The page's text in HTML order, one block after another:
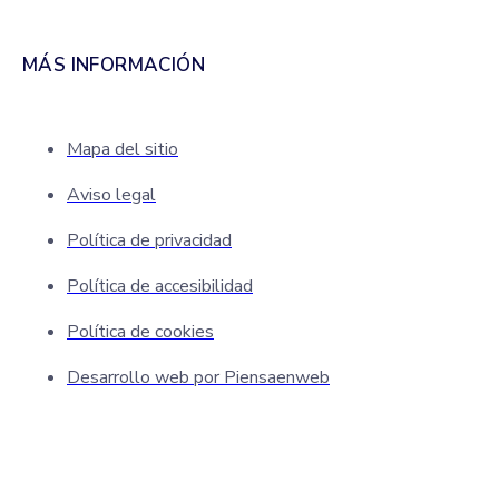
MÁS INFORMACIÓN
Mapa del sitio
Aviso legal
Política de privacidad
Política de accesibilidad
Política de cookies
Desarrollo web por Piensaenweb